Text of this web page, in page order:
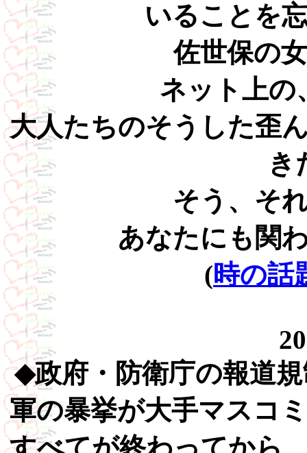
いることを
佐世保の
ネット上の
大人たちのそうした歪
き
そう、そ
あなたにも関
(時の話
◆政府・防衛庁の報道
軍の暴挙が大手マスコ